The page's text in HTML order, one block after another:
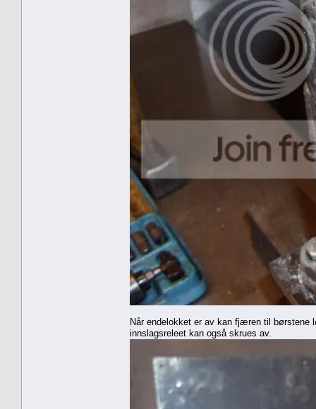
Når endelokket er av kan fjæren til børstene
innslagsreleet kan også skrues av.